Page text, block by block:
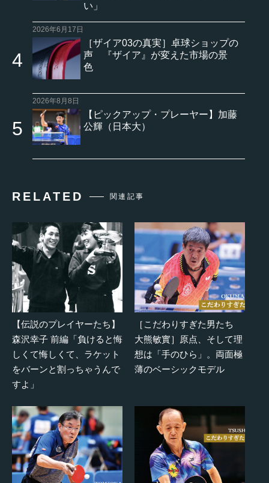
い」
2026年6月17日
［ザイア03の真実］卓球ショップの
声 『ザイア』が変えた市場の景
色
2026年8月8日
【ピックアップ・プレーヤー】加藤
公輝（日本大）
RELATED 関連記事
【伝説のプレイヤーたち】
森沢幸子 前編「負けると悔
しくて悔しくて、ラケット
をバーンと割っちゃうんで
すよ」
［こだわりすぎた男たち
大熊敏實］原点、そして理
想は「手のひら」。両面極
薄のベーシックモデル